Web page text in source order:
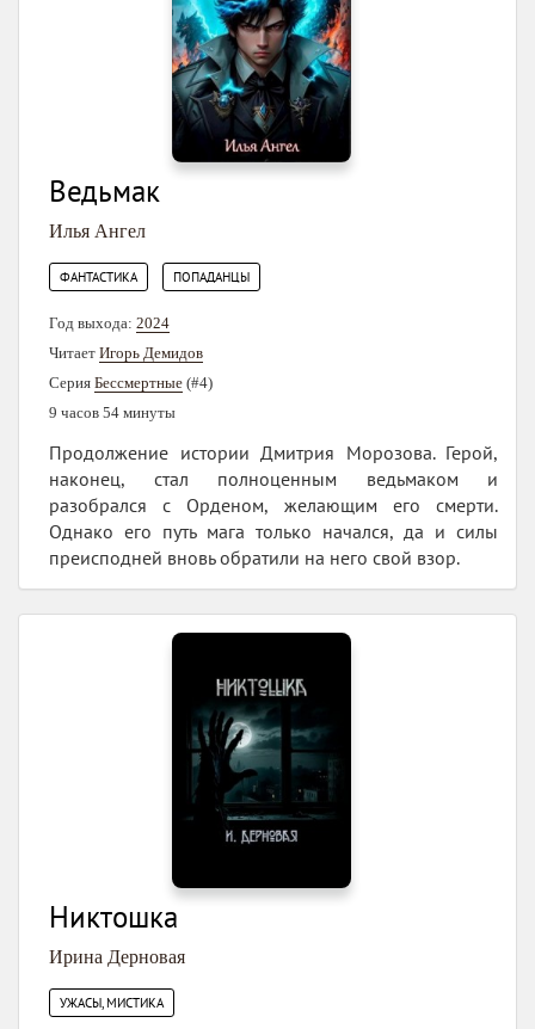
Ведьмак
Илья Ангел
ФАНТАСТИКА ПОПАДАНЦЫ
Год выхода: 2024
Читает Игорь Демидов
Серия Бессмертные (#4)
9 часов 54 минуты
Продолжение истории Дмитрия Морозова. Герой,
наконец, стал полноценным ведьмаком и
разобрался с Орденом, желающим его смерти.
Однако его путь мага только начался, да и силы
преисподней вновь обратили на него свой взор.
Никтошка
Ирина Дерновая
УЖАСЫ, МИСТИКА